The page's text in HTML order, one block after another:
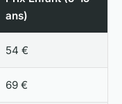
ans)
54 €
69 €